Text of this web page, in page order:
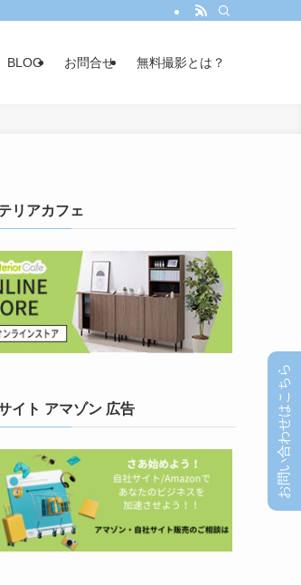
BLOG お問合せ 無料撮影とは？
リアカフェ
イト アマゾン 広告 お問い合わせはこちら